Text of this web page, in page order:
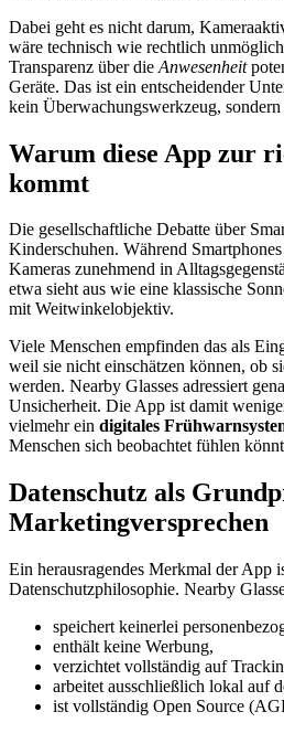
Dabei geht es nicht darum,
wäre technisch wie rechtlich
Transparenz über die Anwesenheit
Geräte. Das ist ein entscheidender
kein Überwachungswerkzeug,
Warum diese App zur
kommt
Die gesellschaftliche Debatte über
Kinderschuhen. Während
Kameras zunehmend in
etwa sieht aus wie eine klassische
mit Weitwinkelobjektiv.
Viele Menschen empfinden das als
weil sie nicht einschätzen können, ob
werden. Nearby Glasses adressiert
Unsicherheit. Die App ist damit
vielmehr ein digitales
Menschen sich beobachtet fühlen
Datenschutz als
Marketingversprechen
Ein herausragendes Merkmal der App
Datenschutzphilosophie. Nearby
speichert keinerlei
enthält keine Werbung,
verzichtet vollständig auf
arbeitet ausschließlich lokal auf
ist vollständig Open Source